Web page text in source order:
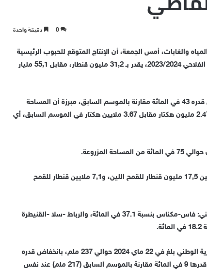
0 دقيقة واحدة
والغابات، أمس الجمعة، أن الإنتاج المتوقع للحبوب الرئيسية
(القمح اللين والقمح الصلب والشعير)، برسم الموسم الفلاحي 2023/2024، يقدر بـ 31,2 مليون قنطار، مقابل 55,1 مليار
وأوضحت الوزارة في بلاغ لها، أن الأمر يتعلق بانخفاض قدره 43 في المائة مقارنة بالموسم السابق، مبرزة أن المساحة
المزروعة بالحبوب الرئيسية برسم هذا الموسم بلغت 2.47 مليون هكتار مقابل 3.67 ملايين هكتار في الموسم السابق، أي
وحسب النوع، أفاد المصدر ذاته بأن هذا الإنتاج يتوزع بين 17,5 مليون قنطار للقمح اللين، و7,1 ملايين قنطار للقمح
وتساهم ثلاث جهات في 83 في المائة من الإنتاج الوطني: فاس-مكناس بنسبة 37.1 في المائة، والرباط -سلا -القنيطرة
من جهة أخرى، أكد البلاغ أن متوسط التساقطات المطرية الوطني بلغ في 22 ماي 2024 حوالي 237 ملم، بانخفاض قدره
31 في المائة مقارنة بموسم عادي (349 ملم)، وبزيادة قدرها 9 في المائة مقارنة بالموسم السابق (217 ملم) عند نفس